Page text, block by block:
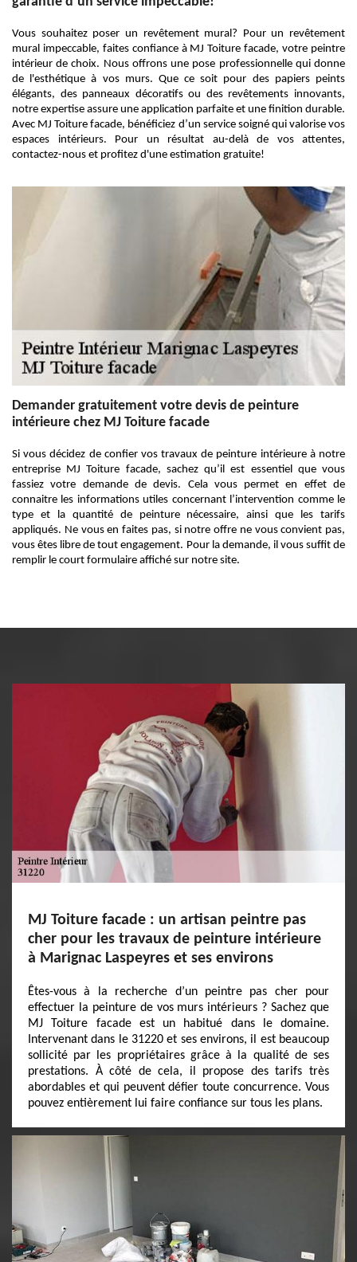
Vous souhaitez poser un revêtement mural? Pour un revêtement
mural impeccable, faites confiance à MJ Toiture facade, votre peintre
intérieur de choix. Nous offrons une pose professionnelle qui donne
de l'esthétique à vos murs. Que ce soit pour des papiers peints
élégants, des panneaux décoratifs ou des revêtements innovants,
notre expertise assure une application parfaite et une finition durable.
Avec MJ Toiture facade, bénéficiez d’un service soigné qui valorise vos
espaces intérieurs. Pour un résultat au-delà de vos attentes,
contactez-nous et profitez d'une estimation gratuite!
Demander gratuitement votre devis de peinture
intérieure chez MJ Toiture facade
Si vous décidez de confier vos travaux de peinture intérieure à notre
entreprise MJ Toiture facade, sachez qu’il est essentiel que vous
fassiez votre demande de devis. Cela vous permet en effet de
connaitre les informations utiles concernant l’intervention comme le
type et la quantité de peinture nécessaire, ainsi que les tarifs
appliqués. Ne vous en faites pas, si notre offre ne vous convient pas,
vous êtes libre de tout engagement. Pour la demande, il vous suffit de
remplir le court formulaire affiché sur notre site.
MJ Toiture facade : un artisan peintre pas
cher pour les travaux de peinture intérieure
à Marignac Laspeyres et ses environs
Êtes-vous à la recherche d’un peintre pas cher pour
effectuer la peinture de vos murs intérieurs ? Sachez que
MJ Toiture facade est un habitué dans le domaine.
Intervenant dans le 31220 et ses environs, il est beaucoup
sollicité par les propriétaires grâce à la qualité de ses
prestations. À côté de cela, il propose des tarifs très
abordables et qui peuvent défier toute concurrence. Vous
pouvez entièrement lui faire confiance sur tous les plans.